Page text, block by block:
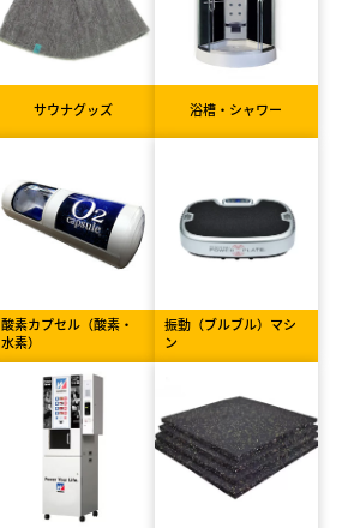
サウナグッズ 浴槽・シャワー
酸素カプセル（酸素・
水素）
振動（ブルブル）マシ
ン